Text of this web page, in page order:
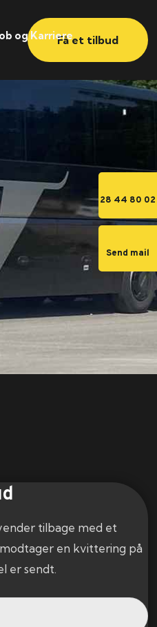
28 44 80 02
Send mail
og KarriereFå et tilbud
tilbage med et
en kvittering på
er sendt.